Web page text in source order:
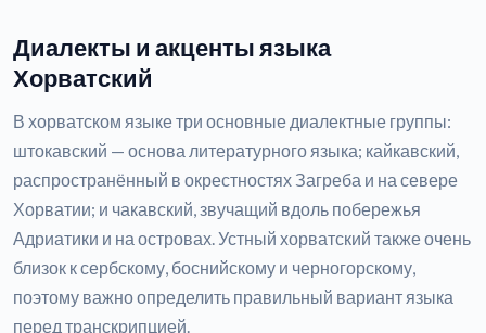
Диалекты и акценты языка
Хорватский
В хорватском языке три основные диалектные группы:
штокавский — основа литературного языка; кайкавский,
распространённый в окрестностях Загреба и на севере
Хорватии; и чакавский, звучащий вдоль побережья
Адриатики и на островах. Устный хорватский также очень
близок к сербскому, боснийскому и черногорскому,
поэтому важно определить правильный вариант языка
перед транскрипцией.